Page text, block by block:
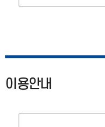
이용안내